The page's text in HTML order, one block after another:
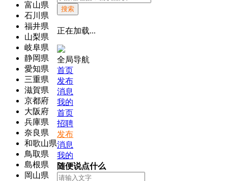
富山県
石川県
福井県
山梨県
岐阜県
静岡県
愛知県
三重県
滋賀県
京都府
大阪府
兵庫県
奈良県
和歌山県
鳥取県
島根県
岡山県
搜索
正在加载...
全局导航
首页
发布
消息
我的
首页
招聘
发布
消息
我的
随便说点什么